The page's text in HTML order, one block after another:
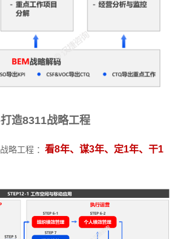
造8311战略工程
略工程 ： 看8年、谋3年、定1年、干1